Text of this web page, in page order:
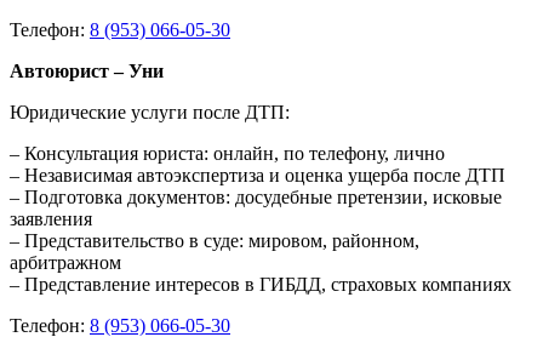
Телефон: 8 (953) 066-05-30
Автоюрист – Уни
Юридические услуги после ДТП:
– Консультация юриста: онлайн, по телефону, лично
– Независимая автоэкспертиза и оценка ущерба после ДТП
– Подготовка документов: досудебные претензии, исковые
заявления
– Представительство в суде: мировом, районном,
арбитражном
– Представление интересов в ГИБДД, страховых компаниях
Телефон: 8 (953) 066-05-30